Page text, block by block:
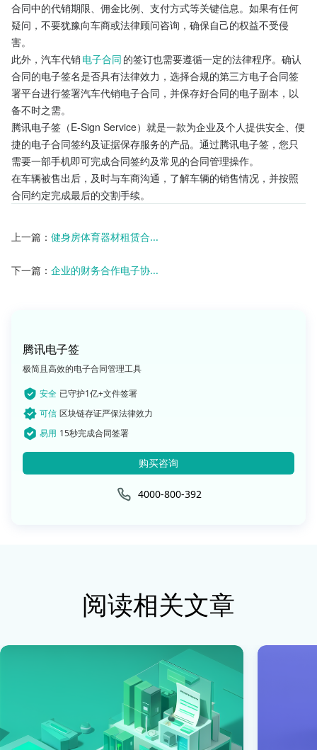
合同中的代销期限、佣金比例、支付方式等关键信息。如果有任何
疑问，不要犹豫向车商或法律顾问咨询，确保自己的权益不受侵
害。
此外，汽车代销 电子合同 的签订也需要遵循一定的法律程序。确认
合同的电子签名是否具有法律效力，选择合规的第三方电子合同签
署平台进行签署汽车代销电子合同，并保存好合同的电子副本，以
备不时之需。
腾讯电子签（E-Sign Service）就是一款为企业及个人提供安全、便
捷的电子合同签约及证据保存服务的产品。通过腾讯电子签，您只
需要一部手机即可完成合同签约及常见的合同管理操作。
在车辆被售出后，及时与车商沟通，了解车辆的销售情况，并按照
合同约定完成最后的交割手续。
上一篇： 健身房体育器材租赁合...
下一篇： 企业的财务合作电子协...
腾讯电子签
极简且高效的电子合同管理工具
安全 已守护1亿+文件签署
可信 区块链存证严保法律效力
易用 15秒完成合同签署
购买咨询
4000-800-392
阅读相关文章